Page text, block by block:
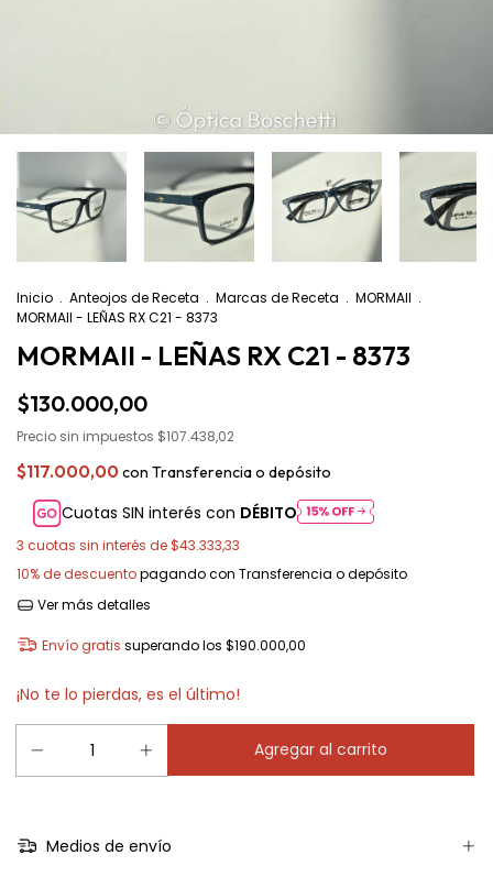
Inicio . Anteojos de Receta . Marcas de Receta . MORMAII .
MORMAII - LEÑAS RX C21 - 8373
MORMAII - LEÑAS RX C21 - 8373
$130.000,00
Precio sin impuestos $107.438,02
$117.000,00con Transferencia o depósito
Cuotas SIN interés con DÉBITO
3 cuotas sin interés de$43.333,33
10% de descuentopagando con Transferencia o depósito
Ver más detalles
Envío gratis superando los $190.000,00
¡No te lo pierdas, es el último!
Medios de envío